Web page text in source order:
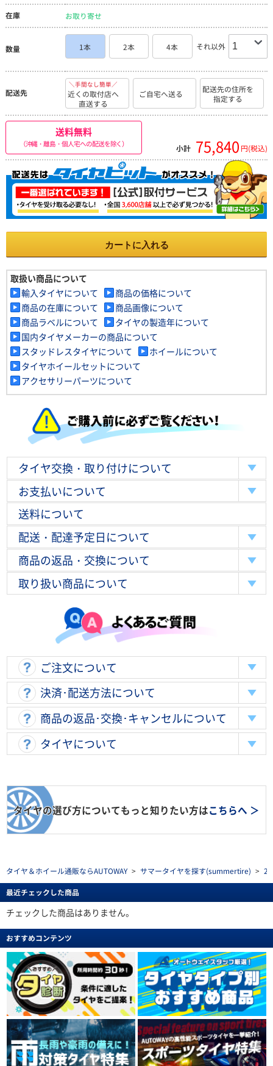
在庫 お取り寄せ
数量 1本 2本 4本 それ以外
配送先
＼手間なし簡単／
近くの取付店へ
直送する
ご自宅へ送る
配送先の住所を
指定する
送料無料
（沖縄・離島・個人宅への配送を除く） 小計 75,840 円(税込)
カートに入れる
取扱い商品について
輸入タイヤについて
商品の価格について
商品の在庫について
商品画像について
商品ラベルについて
タイヤの製造年について
国内タイヤメーカーの商品について
スタッドレスタイヤについて
ホイールについて
タイヤホイールセットについて
アクセサリーパーツについて
タイヤ交換・取り付けについて
お支払いについて
送料について
配送・配達予定日について
商品の返品・交換について
取り扱い商品について
ご注文について
決済･配送方法について
商品の返品･交換･キャンセルについて
タイヤについて
タイヤの選び方についてもっと知りたい方はこちらへ ＞
タイヤ＆ホイール通販ならAUTOWAY > サマータイヤを探す(summertire) >
最近チェックした商品
チェックした商品はありません。
おすすめコンテンツ